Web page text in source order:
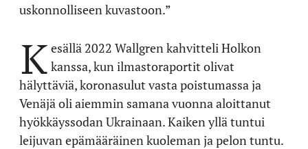
uskonnolliseen kuvastoon.”
K esällä 2022 Wallgren kahvitteli Holkon
kanssa, kun ilmastoraportit olivat
hälyttäviä, koronasulut vasta poistumassa ja
Venäjä oli aiemmin samana vuonna aloittanut
hyökkäyssodan Ukrainaan. Kaiken yllä tuntui
leijuvan epämääräinen kuoleman ja pelon tuntu.